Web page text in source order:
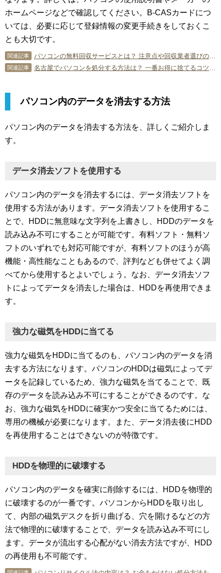
ホームページなどで確認してください。B-CASカードにつ
いては、必要に応じて登録情報の変更手続きをしておくこ
とも大切です。
関連記事
関連記事
パソコン内のデータを消去する方法
パソコン内のデータを消去する方法を、詳しくご紹介しま
す。
データ消去ソフトを使用する
パソコン内のデータを消去するには、データ消去ソフトを
使用する方法があります。データ消去ソフトを使用するこ
とで、HDDに無意味な文字列を上書きし、HDDのデータを
読み込み不可にすることが可能です。有料ソフト・無料ソ
フトのいずれでも対応可能ですが、有料ソフトのほうが高
機能・高性能なこともあるので、評判なども併せてよく調
べてから使用するとよいでしょう。なお、データ消去ソフ
トによってデータを消去した場合は、HDDを再使用できま
す。
強力な磁気をHDDに当てる
強力な磁気をHDDに当てるのも、パソコン内のデータを消
去する方法になります。パソコンのHDDは磁気によってデ
ータを記録しているため、強力な磁気を当てることで、既
存のデータを読み込み不可にすることができるのです。な
お、強力な磁気をHDDに確実かつ安全に当てるためには、
専用の機械が必要になります。また、データ消去後にHDD
を再使用することはできないのが特徴です。
HDDを物理的に破壊する
パソコン内のデータを確実に削除するには、HDDを物理的
に破壊するのが一番です。パソコンからHDDを取り出し
て、内部の磁気デスクを折り曲げる、穴を開けるなどの方
法で物理的に破壊することで、データを読み込み不可にし
ます。データが流出する心配がない消去方法ですが、HDD
の再使用も不可能です。